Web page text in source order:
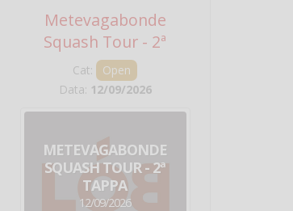
Metevagabonde
Squash Tour - 2ª
Tappa
Cat:
Open
Data: 12/09/2026
METEVAGABONDE
SQUASH TOUR - 2ª
TAPPA
12/09/2026